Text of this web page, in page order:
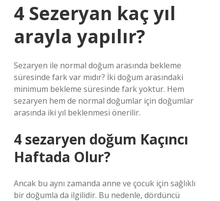
4 Sezeryan kaç yıl
arayla yapılır?
Sezaryen ile normal doğum arasında bekleme
süresinde fark var mıdır? İki doğum arasındaki
minimum bekleme süresinde fark yoktur. Hem
sezaryen hem de normal doğumlar için doğumlar
arasında iki yıl beklenmesi önerilir.
4 sezaryen doğum Kaçıncı
Haftada Olur?
Ancak bu aynı zamanda anne ve çocuk için sağlıklı
bir doğumla da ilgilidir. Bu nedenle, dördüncü